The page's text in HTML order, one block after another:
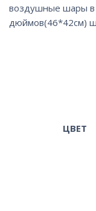
воздушные шары
дюймов(46*42см)
ЦВЕТ